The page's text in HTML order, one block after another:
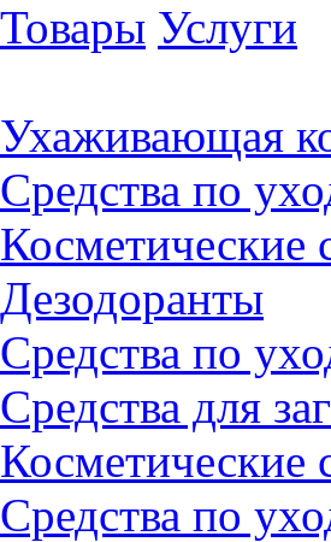
Товары Услуги
Ухаживающая
Средства по
Косметические
Дезодоранты
Средства по
Средства для
Косметические
Средства по